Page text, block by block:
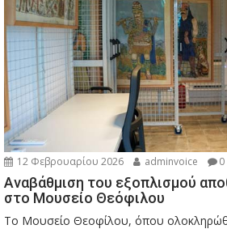
12 Φεβρουαρίου 2026 adminvoice 0
Αναβάθμιση του εξοπλισμού
στο Μουσείο Θεόφιλου
Το Μουσείο Θεοφίλου, όπου